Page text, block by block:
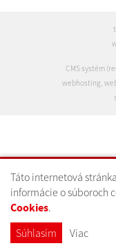
Táto internetová
informácie o súboroch
Cookies.
Súhlasím
Viac
CMS systém
webhosting,